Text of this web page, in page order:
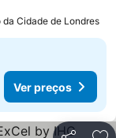
preços
da Cidade de Londres
Ver preços